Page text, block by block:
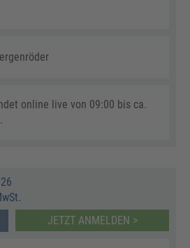
online live von 09:00 bis ca.
JETZT ANMELDEN >